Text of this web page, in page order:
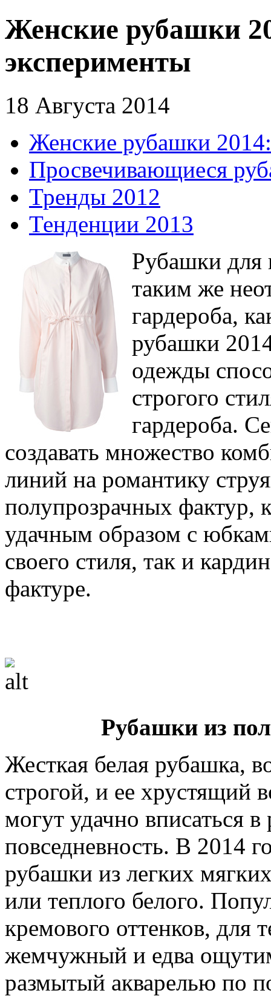
Женские рубашки
эксперименты
18 Августа 2014
Женские рубашки
Просвечивающиеся
Тренды 2012
Тенденции 2013
Рубашки для
таким же
гардероба,
рубашки
одежды
строгого
гардероба.
создавать множество
линий на романтику
полупрозрачных фактур,
удачным образом с
своего стиля, так и
фактуре.
Рубашки из
Жесткая белая рубашка,
строгой, и ее хрустящий
могут удачно вписаться
повседневность. В 2014
рубашки из легких
или теплого белого.
кремового оттенков, для
жемчужный и едва
размытый акварелью по